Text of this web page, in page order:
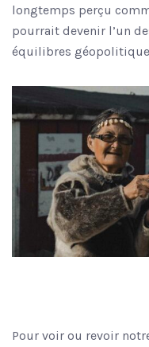
longtemps perçu
pourrait devenir l’un
équilibres
Pour voir ou revoir